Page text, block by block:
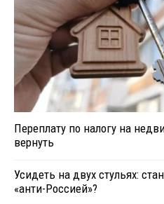
Переплату по налогу на
вернуть
Усидеть на двух стульях:
«анти-Россией»?